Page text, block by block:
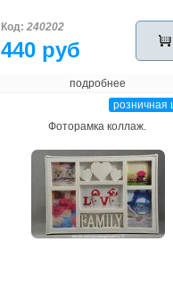
Код: 240202
440 руб
подробнее
розничная
Фоторамка коллаж.